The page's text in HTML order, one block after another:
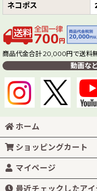
ネコポス
商品代金合計 20,000円で送料
動画な
ホーム
ショッピングカート
マイページ
最近チェックしたア